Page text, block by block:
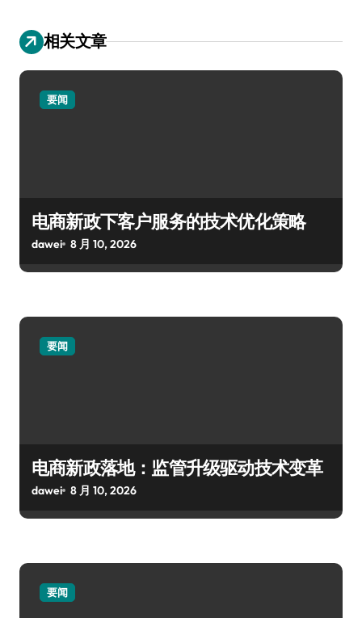
相关文章
要闻
电商新政下客户服务的技术优化策略
dawei 8 月 10, 2026
要闻
电商新政落地：监管升级驱动技术变革
dawei 8 月 10, 2026
要闻